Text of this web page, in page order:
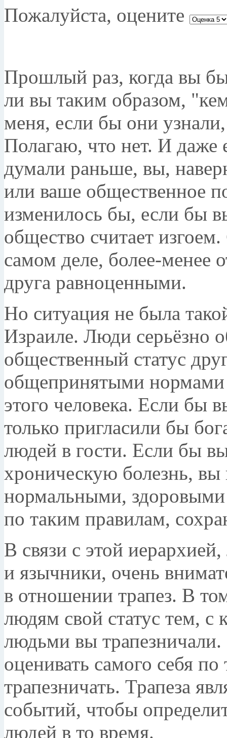
Пожалуйста, оцените
Прошлый раз, когда вы
ли вы таким образом,
меня, если бы они
Полагаю, что нет. И даже
думали раньше, вы,
или ваше общественное
изменилось бы, если бы
общество считает
самом деле, более-менее
друга равноценными.
Но ситуация не была
Израиле. Люди серьёзно
общественный статус
общепринятыми нормами
этого человека. Если бы
только пригласили бы
людей в гости. Если бы
хроническую болезнь, вы
нормальными,
по таким правилам,
В связи с этой
и язычники, очень
в отношении трапез. В
людям свой статус тем,
людьми вы
оценивать самого себя по
трапезничать. Трапеза
событий, чтобы
людей в то время.